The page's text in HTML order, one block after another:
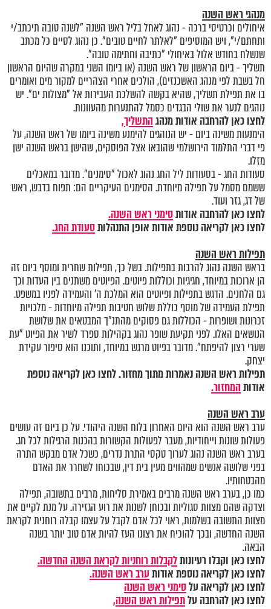
מנהגי ראש השנה
איחולים וכרטיסי ברכה - נהוג לאחל בליל ראש השנה "לשנה טובה תיכתב/י
ותחתם/י", ויש המוסיפים "לאלתר לחיים טובים". כן נהוג לסיים כל מכתב
שנשלח בחודש אלול באיחולי "כתיבה וחתימה טובה".
תשליך - ביום הראשון של ראש השנה (או ביומו השני במקרה שהיום הראשון
חל בשבת לפי מנהג האשכנזים), הולכים אחרי הצהריים למקור מים ואומרים
בו את תפילת תשליך, שהיא בקשה להשלכת העבירות אל "מצולות ים". יש
נוהגים לנער את שולי הבגדים כסמל להתנערות מהעוונות.
לחצו כאן להרחבה אודות מנהגהתשליך,
הימנעות משינה ביום - יש הנוהגים להימנע משינה ביומו של ראש השנה, על
פי דברי התלמוד הירושלמי שהובאו אצל הפוסקים, שהישן בראש השנה ישן
מזלו.
סעודות החג - בסעודות ליל החג נהוג לאכול "סימנים". מדובר במאכלים
ששמם מסמל על תפילה מיוחדת. הסימנים העיקריים הם: תפוח בדבש, ראש
של דג, גזר ועוד.
לחצו כאן להרחבה אודותסימני ראש השנה.
לחצו כאן לקריאה נוספת אודות אופן התנהלותסעודת החג.
תפילות ראש השנה
בראש השנה נהוג להרבות בתפילות. בשל כך, תפילות שחרית ומוסף ביום זה
הן ארוכות במיוחד, חגיגיות וכוללות פיוטים. הפיוטים משתנים בין העדות וכך
גם הלחנים. הדגש בתפילות ופיוטים הוא המלכת ה' והעמידה לפניו במשפט.
תפילת העמידה של מוסף כוללת שלוש חטיבות תפילה מיוחדות - מלכויות
זכרונות ושופרות - הכוללות גם פסוקים מהתנ"ך המבטאים את שלושת
הנושאים האלו. לפני תקיעת שופר נהוג בקהילות ספרד לשיר את הפיוט "עת
שערי רצון להיפתח". מדובר בפיוט מרגש במיוחד, ותוכנו הוא סיפור עקידת
יצחק.
תפילות ראש השנה נאמרות מתוך מחזור. לחצו כאן לקריאה נוספת
אודותהמחזור.
ערב ראש השנה
ערב ראש השנה הוא היום האחרון בלוח השנה היהודי. על כן ביום זה עושים
פעולות שונות וייחודיות, מעבר לפעולות הקשורות בהכנות הרגילות לכל חג.
בערב ראש השנה נהוג לערוך טקסי התרת נדרים, כשכל אדם מבקש התרה
בפני שלושה אנשים שמהווים מעין בית דין, שבכוחו לשחרר את האדם
מהבטחותיו.
כמו כן, בערב ראש השנה מרבים באמירת סליחות, מרבים בתשובה, תפילה
וצדקה שהם מצוות סגוליות ובכוחן לשנות את רוע הגזירה. על מנת לקיים את
מצוות התשובה בשלמות, ראוי לכל אדם לקבל על עצמו קבלה רוחנית לקראת
השנה החדשה, ובכך להוכיח את רצונו העז להיות אדם טוב יותר בשנה
הבאה.
לחצו כאן וקבלו רעיונותלקבלות רוחניות לקראת השנה החדשה.
לחצו כאן לקריאה נוספת אודותערב ראש השנה.
לחצו כאן לקריאה עלסימני ראש השנה
לחצו כאן להרחבה עלתפילות ראש השנה,